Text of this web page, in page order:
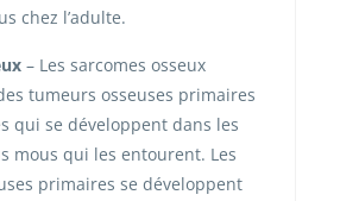
chez l’adulte.
– Les sarcomes osseux
tumeurs osseuses primaires
qui se développent dans les
mous qui les entourent. Les
primaires se développent